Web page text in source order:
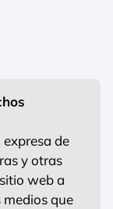
de
y otras
web a
que